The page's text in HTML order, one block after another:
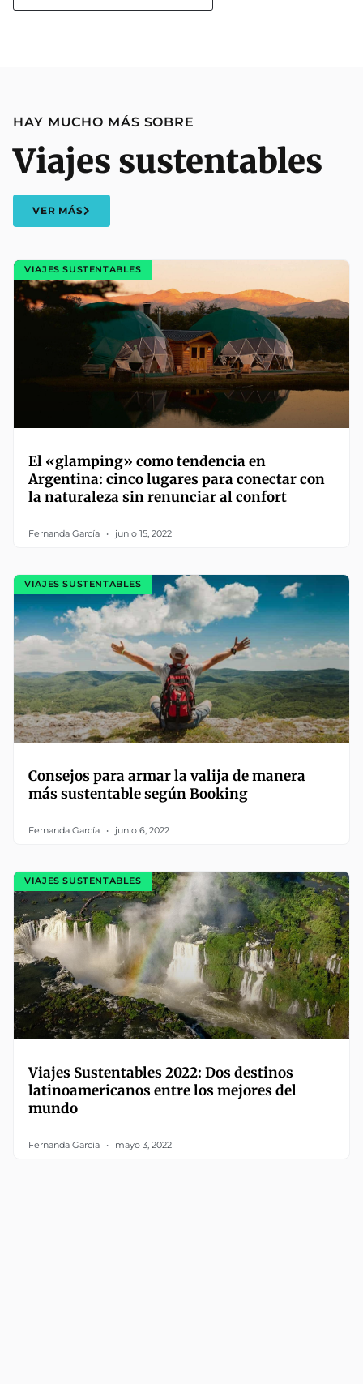
HAY MUCHO MÁS SOBRE
Viajes sustentables
VER MÁS
VIAJES SUSTENTABLES
El «glamping» como tendencia en
Argentina: cinco lugares para conectar con
la naturaleza sin renunciar al confort
Fernanda García junio 15, 2022
VIAJES SUSTENTABLES
Consejos para armar la valija de manera
más sustentable según Booking
Fernanda García junio 6, 2022
VIAJES SUSTENTABLES
Viajes Sustentables 2022: Dos destinos
latinoamericanos entre los mejores del
mundo
Fernanda García mayo 3, 2022